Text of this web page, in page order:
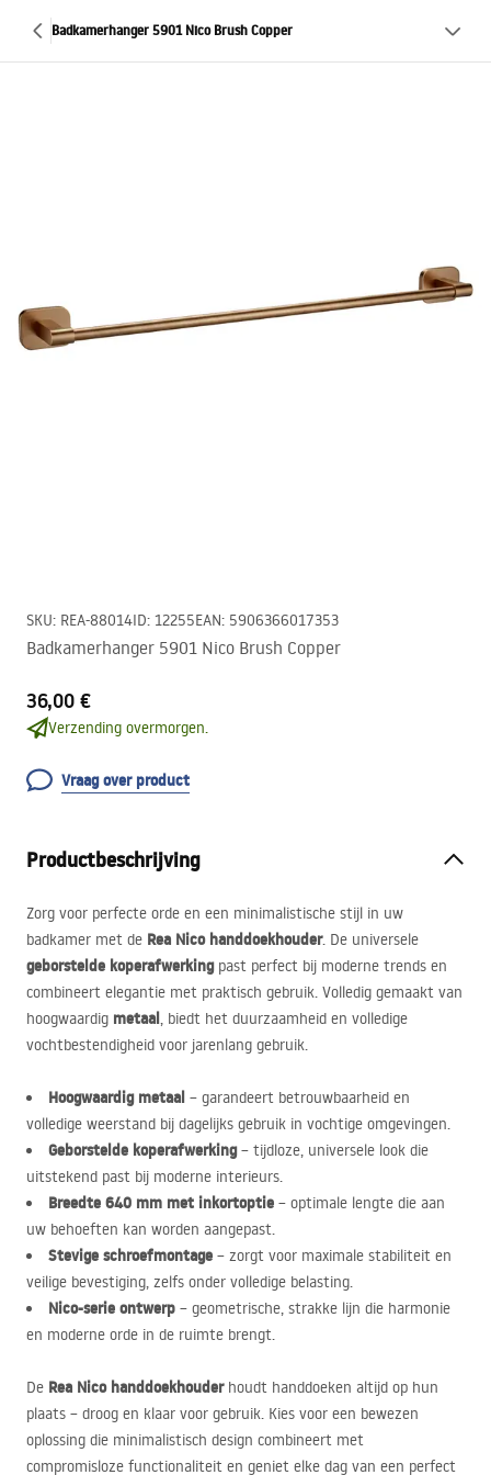
Badkamerhanger 5901 Nico Brush Copper
SKU: REA-88014ID: 12255EAN: 5906366017353
Badkamerhanger 5901 Nico Brush Copper
36,00 €
Verzending overmorgen.
Vraag over product
Productbeschrijving
Zorg voor perfecte orde en een minimalistische stijl in uw
badkamer met de Rea Nico handdoekhouder. De universele
geborstelde koperafwerkingpast perfect bij moderne trends en
combineert elegantie met praktisch gebruik. Volledig gemaakt van
hoogwaardig metaal, biedt het duurzaamheid en volledige
vochtbestendigheid voor jarenlang gebruik.
Hoogwaardig metaal – garandeert betrouwbaarheid en
volledige weerstand bij dagelijks gebruik in vochtige omgevingen.
Geborstelde koperafwerking– tijdloze, universele look die
uitstekend past bij moderne interieurs.
Breedte 640 mm met inkortoptie – optimale lengte die aan
uw behoeften kan worden aangepast.
Stevige schroefmontage – zorgt voor maximale stabiliteit en
veilige bevestiging, zelfs onder volledige belasting.
Nico-serie ontwerp – geometrische, strakke lijn die harmonie
en moderne orde in de ruimte brengt.
De Rea Nico handdoekhouderhoudt handdoeken altijd op hun
plaats – droog en klaar voor gebruik. Kies voor een bewezen
oplossing die minimalistisch design combineert met
compromisloze functionaliteit en geniet elke dag van een perfect